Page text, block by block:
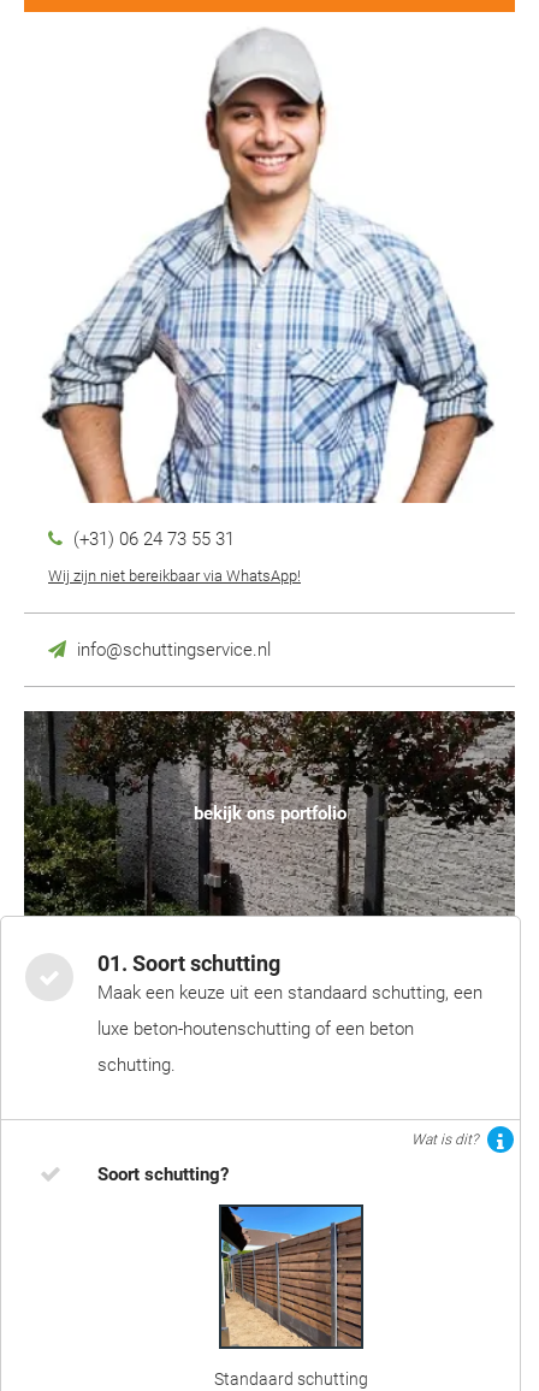
(+31) 06 24 73 55 31
Wij zijn niet bereikbaar via WhatsApp!
info@schuttingservice.nl
bekijk ons portfolio
01. Soort schutting
Maak een keuze uit een standaard schutting, een
luxe beton-houtenschutting of een beton
schutting.
Wat is dit?
Soort schutting?
Standaard schutting